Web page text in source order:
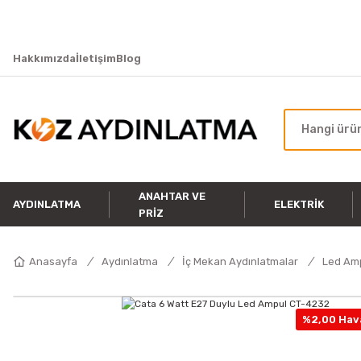
HakkımızdaİletişimBlog
AYDINLATMA
ANAHTAR VE
PRIZ
ELEKTRIK
Anasayfa Aydınlatma İç Mekan Aydınlatmalar Led
%2,00